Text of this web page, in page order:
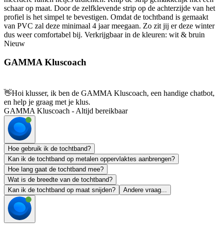
schaar op maat. Door de zelfklevende strip op de achterzijde van het
profiel is het simpel te bevestigen. Omdat de tochtband is gemaakt
van PVC zal deze minimaal 4 jaar meegaan. Zo zit jij er deze winter
dus weer comfortabel bij. Verkrijgbaar in de kleuren: wit & bruin
Nieuw
GAMMA Kluscoach
👋Hoi klusser, ik ben de GAMMA Kluscoach, een handige chatbot,
en help je graag met je klus.
GAMMA Kluscoach - Altijd bereikbaar
Hoe gebruik ik de tochtband?
Kan ik de tochtband op metalen oppervlaktes aanbrengen?
Hoe lang gaat de tochtband mee?
Wat is de breedte van de tochtband?
Kan ik de tochtband op maat snijden?
Andere vraag...